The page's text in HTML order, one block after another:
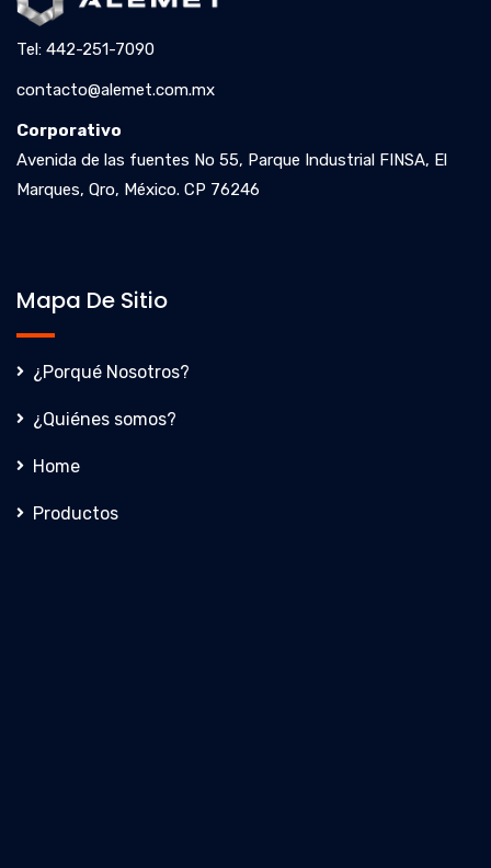
Tel: 442-251-7090
contacto@alemet.com.mx
Corporativo
Avenida de las fuentes No 55, Parque Industrial FINSA, El
Marques, Qro, México. CP 76246
Mapa De Sitio
¿Porqué Nosotros?
¿Quiénes somos?
Home
Productos